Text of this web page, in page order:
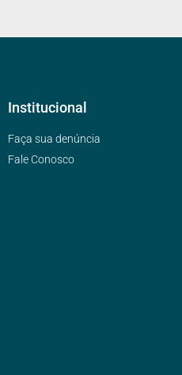
Institucional
Faça sua denúncia
Fale Conosco